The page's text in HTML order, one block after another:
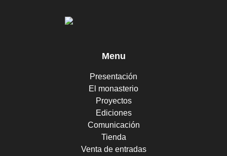
Menu
Presentación
El monasterio
Proyectos
Ediciones
Comunicación
Tienda
Venta de entradas